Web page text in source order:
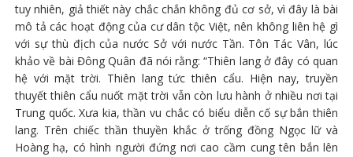
tuy nhiên, giả thiết này chắc chắn không đủ cơ sở, vì đây là bài
mô tả các hoạt động của cư dân tộc Việt, nên không liên hệ gì
với sự thù địch của nước Sở với nước Tần. Tôn Tác Vân, lúc
khảo về bài Đông Quân đã nói rằng: “Thiên lang ở đây có quan
hệ với mặt trời. Thiên lang tức thiên cẩu. Hiện nay, truyền
thuyết thiên cẩu nuốt mặt trời vẫn còn lưu hành ở nhiều nơi tại
Trung quốc. Xưa kia, thần vu chắc có biểu diễn cố sự bắn thiên
lang. Trên chiếc thần thuyền khắc ở trống đồng Ngọc lữ và
Hoàng hạ, có hình người đứng nơi cao cầm cung tên bắn lên